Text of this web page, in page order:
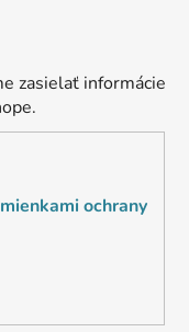
zasielať informácie
ochrany